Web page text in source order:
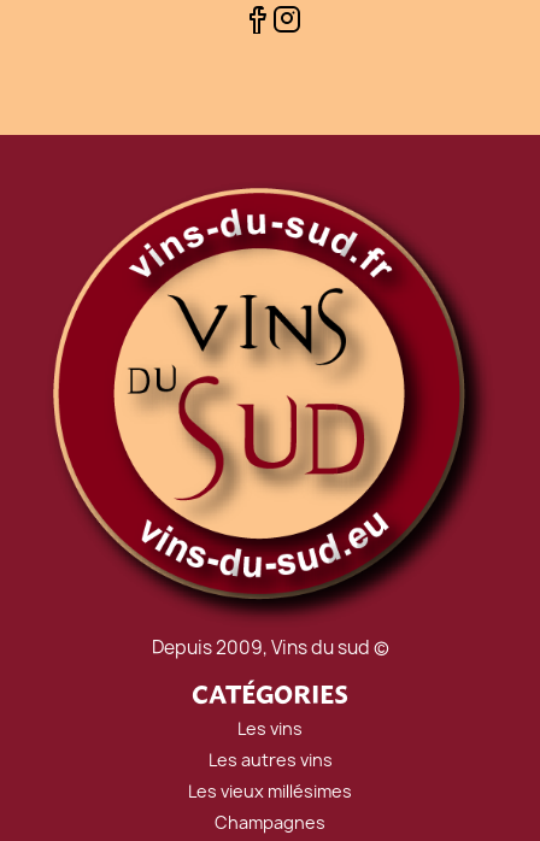
Depuis 2009, Vins du sud ©
CATÉGORIES
Les vins
Les autres vins
Les vieux millésimes
Champagnes